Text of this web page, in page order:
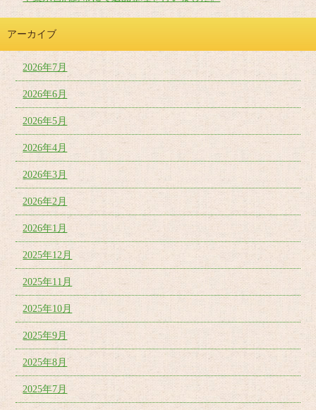
アーカイブ
2026年7月
2026年6月
2026年5月
2026年4月
2026年3月
2026年2月
2026年1月
2025年12月
2025年11月
2025年10月
2025年9月
2025年8月
2025年7月